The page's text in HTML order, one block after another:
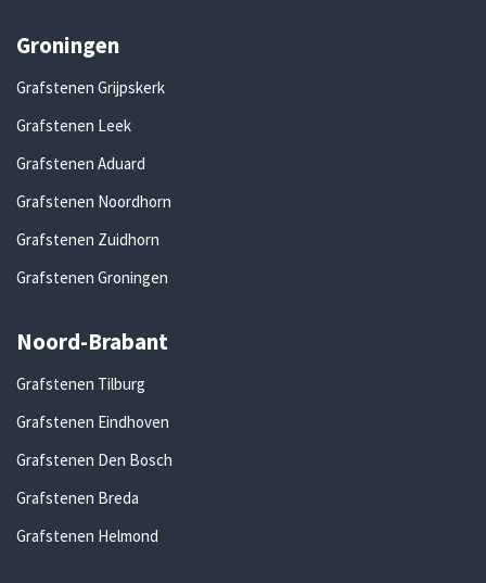
Groningen
Grafstenen Grijpskerk
Grafstenen Leek
Grafstenen Aduard
Grafstenen Noordhorn
Grafstenen Zuidhorn
Grafstenen Groningen
Noord-Brabant
Grafstenen Tilburg
Grafstenen Eindhoven
Grafstenen Den Bosch
Grafstenen Breda
Grafstenen Helmond